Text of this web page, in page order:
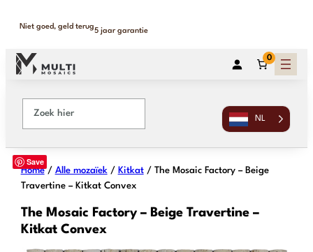
Binnen 1-2 werkdagen geleverd
365 dagen retour
0
NL
Save
Home/ Alle mozaïek/ Kitkat/ The Mosaic Factory – Beige
Travertine – Kitkat Convex
The Mosaic Factory – Beige Travertine –
Kitkat Convex